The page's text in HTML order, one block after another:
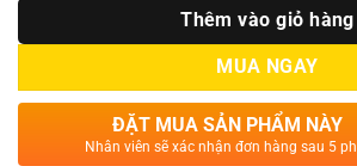
Thêm vào giỏ hàng
MUA NGAY
ĐẶT MUA SẢN PHẨM NÀY
Nhân viên sẽ xác nhận đơn hàng sau 5